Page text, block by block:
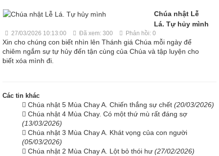
Chúa nhật Lễ
Lá. Tự hủy mình
27/03/2026 10:13:00 Đã xem: 300 Phản hồi: 0
Xin cho chúng con biết nhìn lên Thánh giá Chúa mỗi ngày để
chiêm ngắm sự tự hủy đến tận cùng của Chúa và tập luyện cho
biết xóa mình đi.
Các tin khác
Chúa nhật 5 Mùa Chay A. Chiến thắng sự chết (20/03/2026)
Chúa nhật 4 Mùa Chay. Có một thứ mù rất đáng sợ
(13/03/2026)
Chúa nhật 3 Mùa Chay A. Khát vọng của con người
(05/03/2026)
Chúa nhật 2 Mùa Chay A. Lột bỏ thói hư (27/02/2026)